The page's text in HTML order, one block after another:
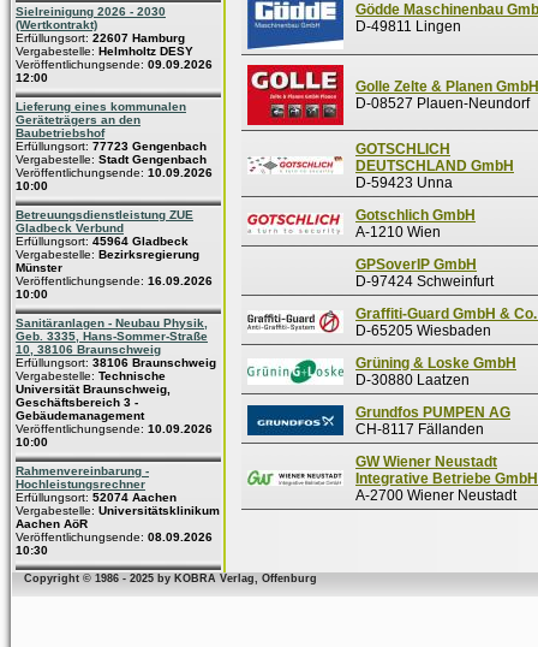
Sielreinigung 2026 - 2030
(Wertkontrakt)
Erfüllungsort: 22607 Hamburg
Vergabestelle: Helmholtz DESY
Veröffentlichungsende: 09.09.2026
12:00
Lieferung eines kommunalen
Geräteträgers an den
Baubetriebshof
Erfüllungsort: 77723 Gengenbach
Vergabestelle: Stadt Gengenbach
Veröffentlichungsende: 10.09.2026
10:00
Betreuungsdienstleistung ZUE
Gladbeck Verbund
Erfüllungsort: 45964 Gladbeck
Vergabestelle: Bezirksregierung
Münster
Veröffentlichungsende: 16.09.2026
10:00
Sanitäranlagen - Neubau Physik,
Geb. 3335, Hans-Sommer-Straße
10, 38106 Braunschweig
Erfüllungsort: 38106 Braunschweig
Vergabestelle: Technische
Universität Braunschweig,
Geschäftsbereich 3 -
Gebäudemanagement
Veröffentlichungsende: 10.09.2026
10:00
Rahmenvereinbarung -
Hochleistungsrechner
Erfüllungsort: 52074 Aachen
Vergabestelle: Universitätsklinikum
Aachen AöR
Veröffentlichungsende: 08.09.2026
10:30
Gödde Maschinenbau
D-49811 Lingen
Golle Zelte & Planen GmbH
D-08527 Plauen-Neundorf
GOTSCHLICH
DEUTSCHLAND GmbH
D-59423 Unna
Gotschlich GmbH
A-1210 Wien
GPSoverIP GmbH
D-97424 Schweinfurt
Graffiti-Guard GmbH &
D-65205 Wiesbaden
Grüning & Loske GmbH
D-30880 Laatzen
Grundfos PUMPEN AG
CH-8117 Fällanden
GW Wiener Neustadt
Integrative Betriebe GmbH
A-2700 Wiener Neustadt
Copyright © 1986 - 2025 by KOBRA Verlag, Offenburg